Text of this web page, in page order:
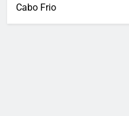
Cabo Frio